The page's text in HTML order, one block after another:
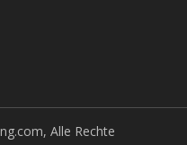
Alle Rechte